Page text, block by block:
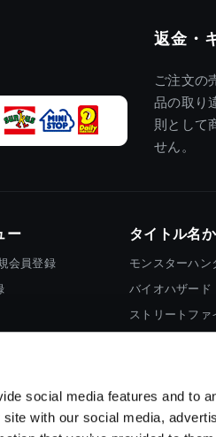
social media features and to
with our social media,
返金・
ご注文の
品の取り
則として
せん。
ー
会員登録
タイトル名
モンスターハン
バイオハザード
ストリートファ